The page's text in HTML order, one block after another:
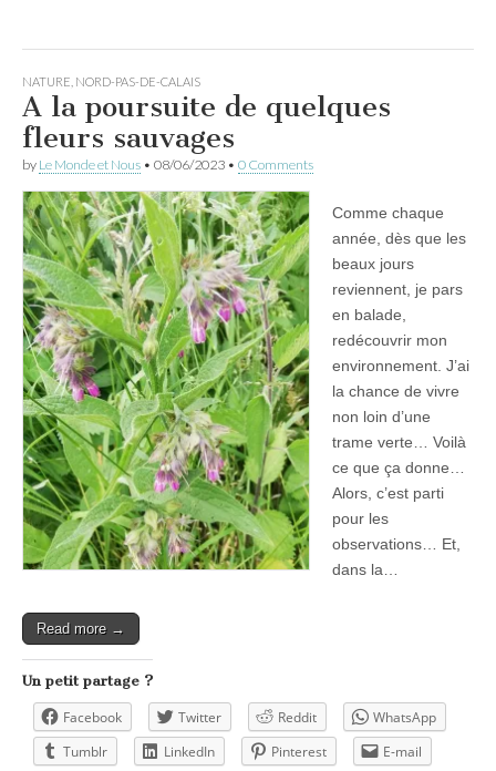
NATURE NORD-PAS-DE-CALAIS
A la poursuite de quelques
fleurs sauvages
by Le Monde et Nous • 08/06/2023 • 0 Comments
Comme chaque
année, dès que les
beaux jours
reviennent, je pars
en balade,
redécouvrir mon
environnement. J’ai
la chance de vivre
non loin d’une
trame verte… Voilà
ce que ça donne…
Alors, c’est parti
pour les
observations… Et,
dans la…
Read more →
Un petit partage ?
Facebook Twitter Reddit
WhatsApp
Tumblr
LinkedIn Pinterest
E-mail